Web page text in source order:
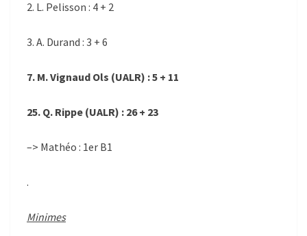
2. L. Pelisson : 4 + 2
3. A. Durand : 3 + 6
7. M. Vignaud Ols (UALR) : 5 + 11
25. Q. Rippe (UALR) : 26 + 23
–> Mathéo : 1er B1
.
Minimes